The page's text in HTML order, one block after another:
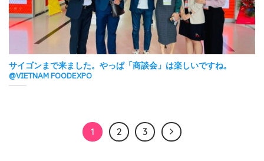
サイゴンまで来ました。やっぱ「商談会」は楽しいですね。
@VIETNAM FOODEXPO
1 2 3